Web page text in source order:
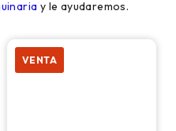
y le ayudaremos.
VENTA